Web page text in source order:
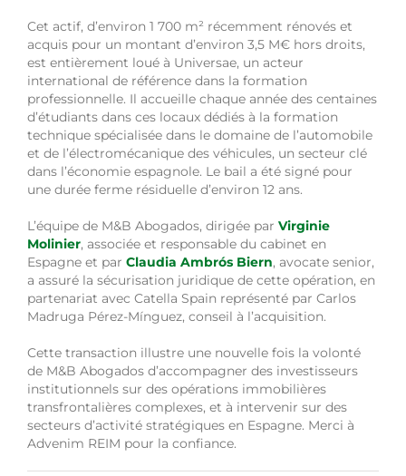
Cet actif, d’environ 1 700 m² récemment rénovés et
acquis pour un montant d’environ 3,5 M€ hors droits,
est entièrement loué à Universae, un acteur
international de référence dans la formation
professionnelle. Il accueille chaque année des centaines
d’étudiants dans ces locaux dédiés à la formation
technique spécialisée dans le domaine de l’automobile
et de l’électromécanique des véhicules, un secteur clé
dans l’économie espagnole. Le bail a été signé pour
une durée ferme résiduelle d’environ 12 ans.
L’équipe de M&B Abogados, dirigée par Virginie
Molinier, associée et responsable du cabinet en
Espagne et par Claudia Ambrós Biern, avocate senior,
a assuré la sécurisation juridique de cette opération, en
partenariat avec Catella Spain représenté par Carlos
Madruga Pérez-Mínguez, conseil à l’acquisition.
Cette transaction illustre une nouvelle fois la volonté
de M&B Abogados d’accompagner des investisseurs
institutionnels sur des opérations immobilières
transfrontalières complexes, et à intervenir sur des
secteurs d’activité stratégiques en Espagne. Merci à
Advenim REIM pour la confiance.